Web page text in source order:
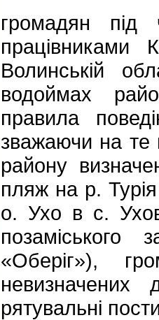
громадян під
Волинській
водоймах
правила
зважаючи на те
району
пляж на р.
о. Ухо в с.
позаміського
«Оберіг»),
невизначених
рятувальні